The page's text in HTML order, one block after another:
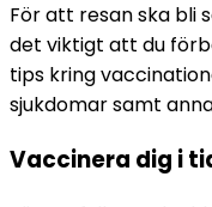
För att resan ska bli
det viktigt att du
tips kring
sjukdomar samt
Vaccinera dig i